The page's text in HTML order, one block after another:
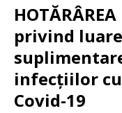
privind
infecțiilor cu
Covid-19